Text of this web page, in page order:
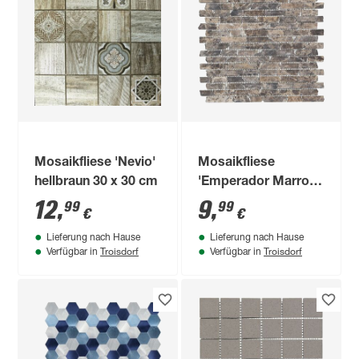
Mosaikfliese 'Nevio'
hellbraun 30 x 30 cm
12,99 €
Lieferung nach Hause
Verfügbar in Troisdorf
Mosaikfliese
'Emperador Marron'
Naturstein braun 30
x 30 cm
9,99 €
Lieferung nach Hause
Verfügbar in Troisdorf